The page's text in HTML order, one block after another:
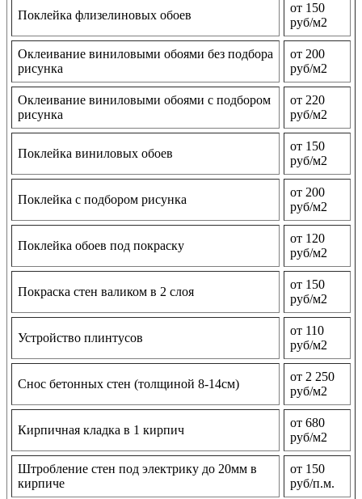
Поклейка флизелиновых обоев
от 150
руб/м2
Оклеивание виниловыми обоями без подбора
рисунка
от 200
руб/м2
Оклеивание виниловыми обоями с подбором
рисунка
от 220
руб/м2
Поклейка виниловых обоев
от 150
руб/м2
Поклейка с подбором рисунка
от 200
руб/м2
Поклейка обоев под покраску
от 120
руб/м2
Покраска стен валиком в 2 слоя
от 150
руб/м2
Устройство плинтусов
от 110
руб/м2
Снос бетонных стен (толщиной 8-14см)
от 2 250
руб/м2
Кирпичная кладка в 1 кирпич
от 680
руб/м2
Штробление стен под электрику до 20мм в
кирпиче
от 150
руб/п.м.